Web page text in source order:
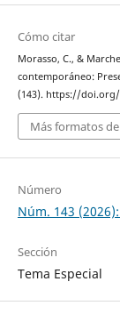
Cómo citar
Morasso, C., &
contemporáneo:
(143). https://doi.org/
Más formatos
Número
Núm. 143
Sección
Tema Especial